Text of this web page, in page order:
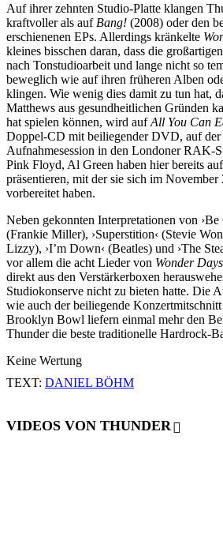
Auf ihrer zehnten Studio-Platte klangen
kraftvoller als aufBang! (2008) oder den
erschienenen EPs. Allerdings kränkelte
kleines bisschen daran, dass die
nach Tonstudioarbeit und lange nicht so
beweglich wie auf ihren früheren Alben
klingen. Wie wenig dies damit zu tun hat,
Matthews aus gesundheitlichen Gründen
hat spielen können, wird aufAll You Can
Doppel-CD mit beiliegender DVD, auf der
Aufnahmesession in den Londoner RAK-
Pink Floyd, Al Green haben hier bereits
präsentieren, mit der sie sich im
vorbereitet haben.
Neben gekonnten Interpretationen von ›Be
(Frankie Miller), ›Superstition‹ (Stevie
Lizzy), ›I’m Down‹ (Beatles) und ›The
vor allem die acht Lieder von Wonder Days
direkt aus den Verstärkerboxen
Studiokonserve nicht zu bieten hatte. Die
wie auch der beiliegende
Brooklyn Bowl liefern einmal mehr den
Thunder die beste traditionelle Hardrock-
Keine Wertung
TEXT: DANIEL BÖHM
VIDEOS VON THUNDER